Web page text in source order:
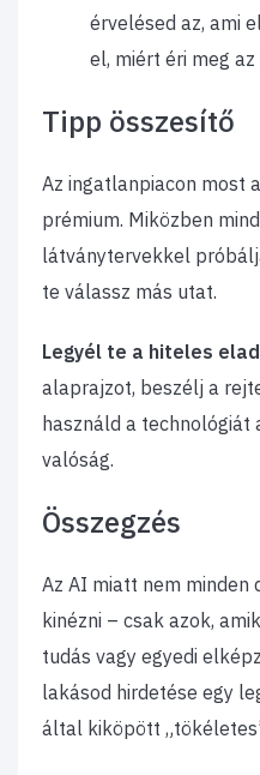
érvelésed az, ami
el, miért éri meg
Tipp összesítő
Az ingatlanpiacon most
prémium. Miközben
látványtervekkel
te válassz más utat.
Legyél te a hiteles
alaprajzot, beszélj a
használd a technológiát
valóság.
Összegzés
​Az AI miatt nem minden
kinézni – csak azok,
tudás vagy egyedi
lakásod hirdetése egy
által kiköpött